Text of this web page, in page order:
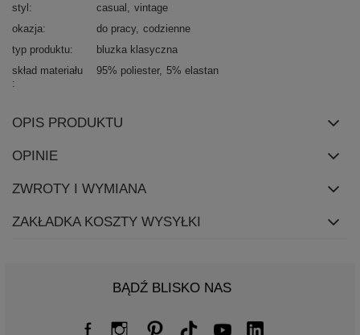
styl casual
vintage
okazja
do pracy codzienne
typ produktu
bluzka klasyczna
skład materiału
95% poliester 5% elastan
OPIS PRODUKTU
OPINIE
ZWROTY I WYMIANA
ZAKŁADKA KOSZTY WYSYŁKI
BĄDŹ BLISKO NAS